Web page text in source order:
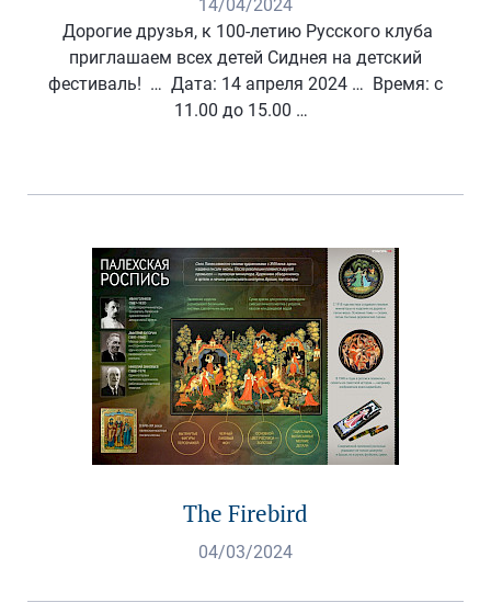
14/04/2024
Дорогие друзья, к 100-летию Русского клуба
приглашаем всех детей Сиднея на детский
фестиваль! … Дата: 14 апреля 2024 … Время: с
11.00 до 15.00 …
The Firebird
04/03/2024